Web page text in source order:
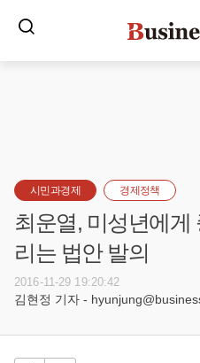
시민과경제 경제정책
최운열, 미성년에게
리는 법안 발의
2016-11-29 19:20:42
김현정 기자 -